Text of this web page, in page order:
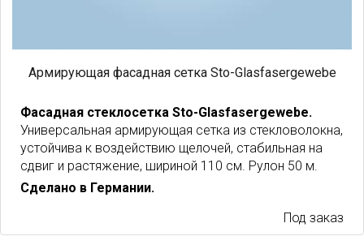
Армирующая фасадная сетка Sto-Glasfasergewebe
Фасадная стеклосетка Sto-Glasfasergewebe.
Универсальная армирующая сетка из стекловолокна,
устойчива к воздействию щелочей, стабильная на
сдвиг и растяжение, шириной 110 см. Рулон 50 м.
Сделано в Германии.
Под заказ